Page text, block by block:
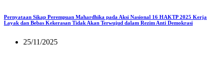
Pernyataan Sikap Perempuan Mahardhika pada Aksi Nasional 16 HAKTP 2025 Kerja
Layak dan Bebas Kekerasan Tidak Akan Terwujud dalam Rezim Anti Demokrasi
25/11/2025